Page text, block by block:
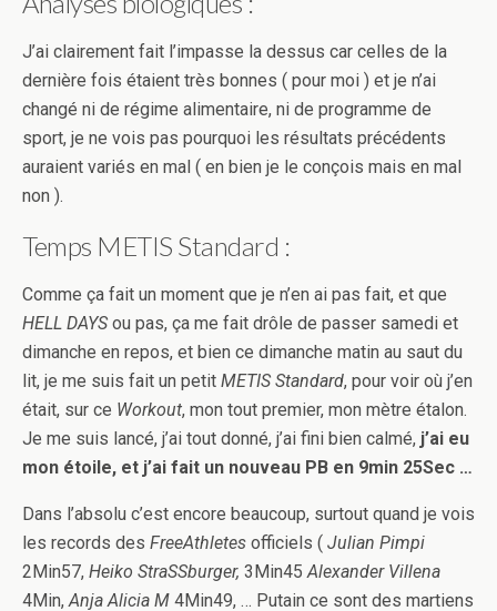
J’ai clairement fait l’impasse la dessus car celles de la
dernière fois étaient très bonnes ( pour moi ) et je n’ai
changé ni de régime alimentaire, ni de programme de
sport, je ne vois pas pourquoi les résultats précédents
auraient variés en mal ( en bien je le conçois mais en mal
non ).
Temps METIS Standard :
Comme ça fait un moment que je n’en ai pas fait, et que
HELL DAYS ou pas, ça me fait drôle de passer samedi et
dimanche en repos, et bien ce dimanche matin au saut du
lit, je me suis fait un petit METIS Standard, pour voir où j’en
était, sur ce Workout, mon tout premier, mon mètre étalon.
Je me suis lancé, j’ai tout donné, j’ai fini bien calmé, j’ai eu
mon étoile, et j’ai fait un nouveau PB en 9min 25Sec …
Dans l’absolu c’est encore beaucoup, surtout quand je vois
les records des FreeAthletes officiels ( Julian Pimpi
2Min57, Heiko StraSSburger, 3Min45Alexander Villena
4Min,Anja Alicia M 4Min49, … Putain ce sont des martiens